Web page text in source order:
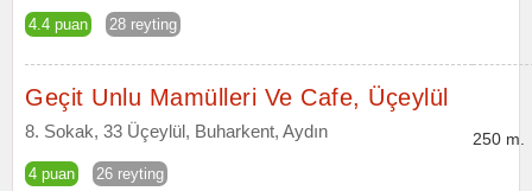
4.4 puan 28 reyting
Geçit Unlu Mamülleri Ve Cafe, Üçeylül
8. Sokak, 33 Üçeylül, Buharkent, Aydın
4 puan 26 reyting
250 m.